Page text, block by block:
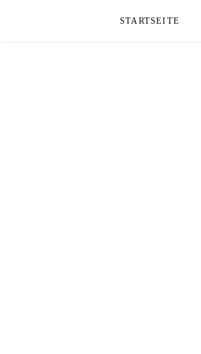
STARTSEITE